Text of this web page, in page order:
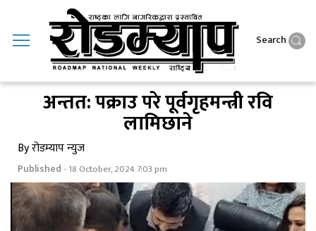
Search
अन्तत: पक्राउ परे पूर्वगृहमन्त्री रवि
लामिछाने
By रोडम्याप न्युज
Published- 18 October, 2024 7:03 pm